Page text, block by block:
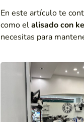
En este artículo te
como elalisadocon
necesitas para